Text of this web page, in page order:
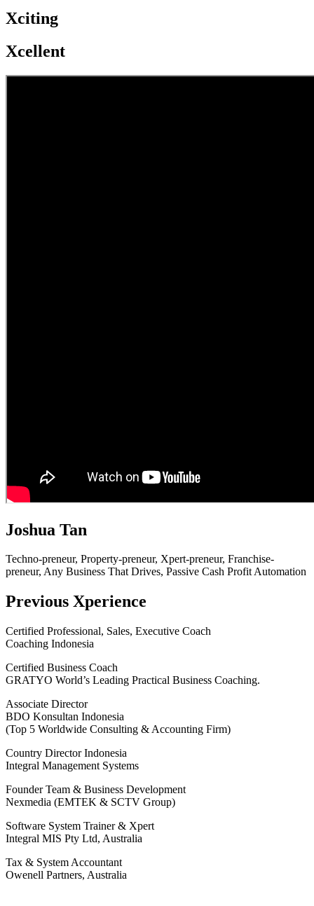
Xciting
Xcellent
Joshua Tan
Techno-preneur, Property-preneur, Xpert-preneur, Franchise-
preneur, Any Business That Drives, Passive Cash Profit Automation
Previous Xperience
Certified Professional, Sales, Executive Coach
Coaching Indonesia
Certified Business Coach
GRATYO World’s Leading Practical Business Coaching.
Associate Director
BDO Konsultan Indonesia
(Top 5 Worldwide Consulting & Accounting Firm)
Country Director Indonesia
Integral Management Systems
Founder Team & Business Development
Nexmedia (EMTEK & SCTV Group)
Software System Trainer & Xpert
Integral MIS Pty Ltd, Australia
Tax & System Accountant
Owenell Partners, Australia